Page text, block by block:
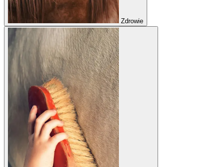
Zdrowie